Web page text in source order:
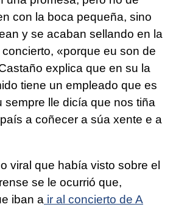
con la boca pequeña, sino
y se acaban sellando en la
«porque eu son de
explica que en su la
tiene un empleado que es
sempre lle dicía que nos tiña
a coñecer a súa xente e a
viral que había visto sobre el
se le ocurrió que,
iban a ir al concierto de A